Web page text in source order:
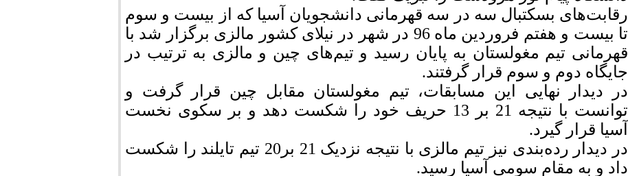
رقابت‌های بسکتبال سه در سه قهرمانی دانشجویان آسیا که از بیست و سوم
تا بیست و هفتم فروردین ماه 96 در شهر در نیلای کشور مالزی برگزار شد با
قهرمانی تیم مغولستان به پایان رسید و تیم‌های چین و مالزی به ترتیب در
جایگاه دوم و سوم قرار گرفتند.
در دیدار نهایی این مسابقات، تیم مغولستان مقابل چین قرار گرفت و
توانست با نتیجه‌ 21 بر 13 حریف خود را شکست دهد و بر سکوی نخست
آسیا قرار گیرد.
در دیدار رده‌بندی نیز تیم مالزی با نتیجه‌ نزدیک 21 بر20 تیم تایلند را شکست
داد و به مقام سومی آسیا رسید.